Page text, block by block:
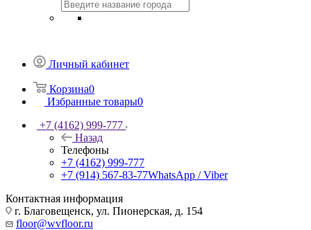
Личный кабинет
Корзина0
Избранные товары0
+7 (4162) 999-777
Назад
Телефоны
+7 (4162) 999-777
+7 (914) 567-83-77WhatsApp / Viber
Контактная информация
г. Благовещенск, ул. Пионерская, д. 154
floor@wvfloor.ru